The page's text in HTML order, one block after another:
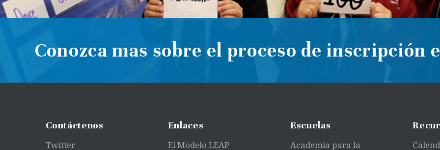
Conozca mas sobre el proceso de inscripción
Contáctenos
Twitter
Enlaces
El Modelo LEAP
Escuelas
Academia para la